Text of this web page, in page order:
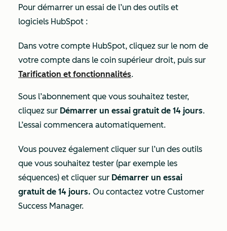
Pour démarrer un essai de l’un des outils et
logiciels HubSpot :
Dans votre compte HubSpot, cliquez sur le nom de
votre compte dans le coin supérieur droit, puis sur
Tarification et fonctionnalités.
Sous l’abonnement que vous souhaitez tester,
cliquez sur Démarrer un essai gratuit de 14 jours.
L’essai commencera automatiquement.
Vous pouvez également cliquer sur l’un des outils
que vous souhaitez tester (par exemple les
séquences) et cliquer sur Démarrer un essai
gratuit de 14 jours. Ou contactez votre Customer
Success Manager.